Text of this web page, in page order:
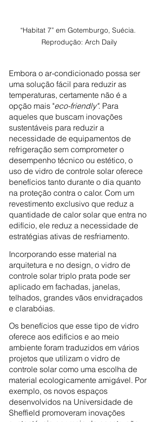
“Habitat 7” em Gotemburgo, Suécia.
Reprodução: Arch Daily
Embora o ar-condicionado possa ser
uma solução fácil para reduzir as
temperaturas, certamente não é a
opção mais "eco-friendly". Para
aqueles que buscam inovações
sustentáveis para reduzir a
necessidade de equipamentos de
refrigeração sem comprometer o
desempenho técnico ou estético, o
uso de vidro de controle solar oferece
benefícios tanto durante o dia quanto
na proteção contra o calor. Com um
revestimento exclusivo que reduz a
quantidade de calor solar que entra no
edifício, ele reduz a necessidade de
estratégias ativas de resfriamento.
Incorporando esse material na
arquitetura e no design, o vidro de
controle solar triplo prata pode ser
aplicado em fachadas, janelas,
telhados, grandes vãos envidraçados
e clarabóias.
Os benefícios que esse tipo de vidro
oferece aos edifícios e ao meio
ambiente foram traduzidos em vários
projetos que utilizam o vidro de
controle solar como uma escolha de
material ecologicamente amigável. Por
exemplo, os novos espaços
desenvolvidos na Universidade de
Sheffield promoveram inovações